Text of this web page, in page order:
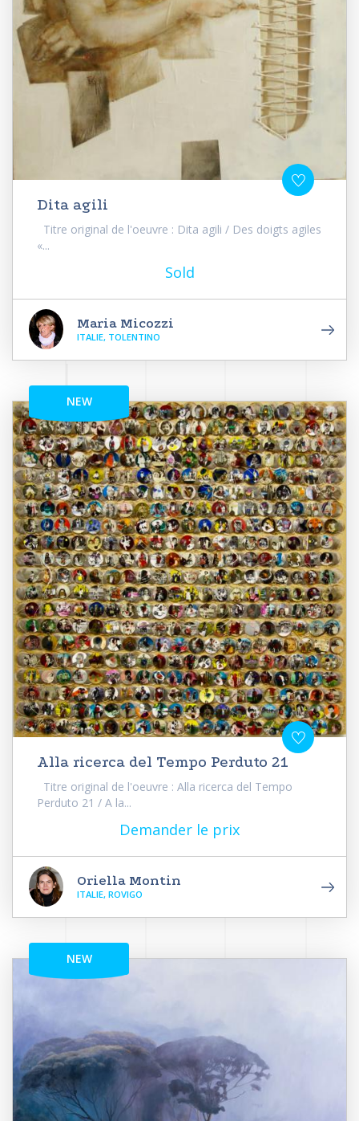
Dita agili
Titre original de l'oeuvre : Dita agili / Des doigts agiles
«...
Sold
Maria Micozzi
ITALIE, TOLENTINO
NEW
Alla ricerca del Tempo Perduto 21
Titre original de l'oeuvre : Alla ricerca del Tempo
Perduto 21 / A la...
Demander le prix
Oriella Montin
ITALIE, ROVIGO
NEW